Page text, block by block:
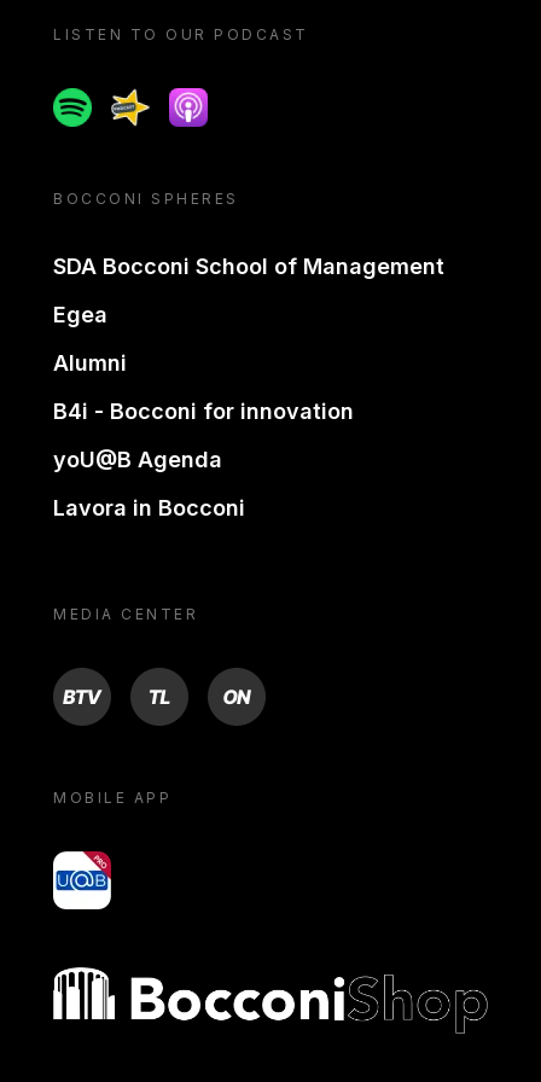
LISTEN TO OUR PODCAST
SpotifySpreakerApple podcast
BOCCONI SPHERES
SDA Bocconi School of Management
Egea
Alumni
B4i - Bocconi for innovation
yoU@B Agenda
Lavora in Bocconi
MEDIA CENTER
BTV TL ON
MOBILE APP
yoU@B
Bocconi shop